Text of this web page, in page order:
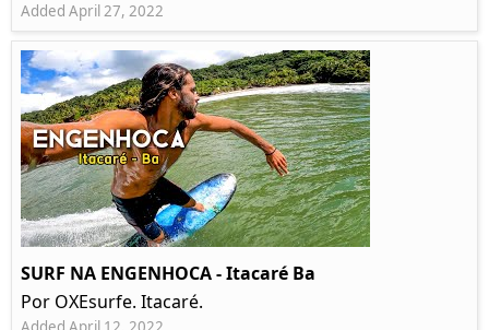
Added April 27, 2022
SURF NA ENGENHOCA - Itacaré Ba
Por OXEsurfe. Itacaré.